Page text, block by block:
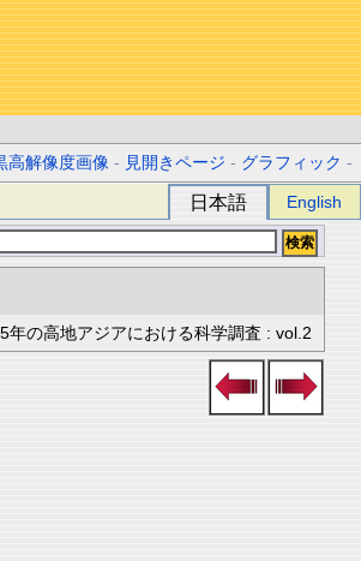
高解像度画像 - 見開きページ - グラフィック -
日本語 English
年の高地アジアにおける科学調査 : vol.2